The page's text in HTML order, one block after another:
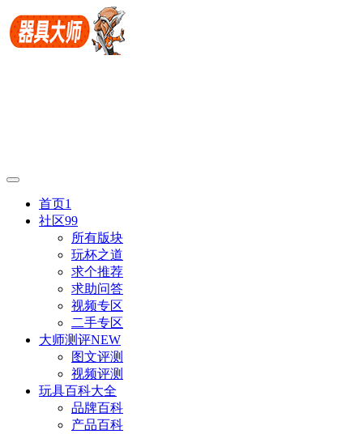
首页1
社区99
所有版块
玩杯之道
求个推荐
求助问答
视频专区
二手专区
大师测评NEW
图文评测
视频评测
玩具百科大全
品牌百科
产品百科